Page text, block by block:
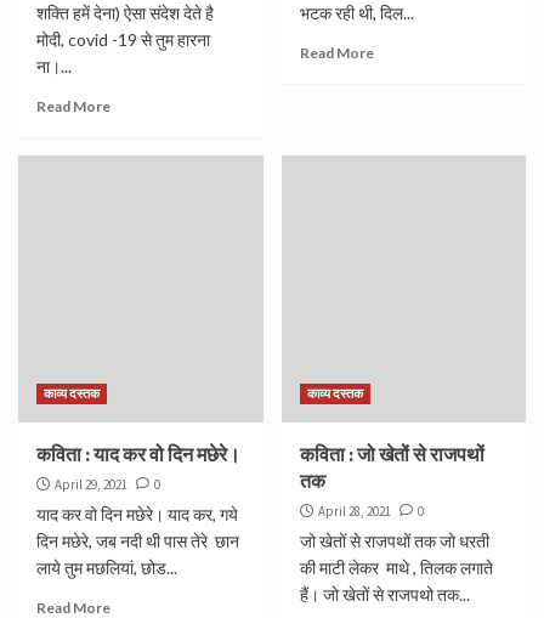
शक्ति हमें देना) ऐसा संदेश देते है
मोदी, covid -19 से तुम हारना
ना।...
Read More
भटक रही थी, दिल...
Read More
काव्य दस्तक
कविता : याद कर वो दिन मछेरे।
April 29, 2021 0
याद कर वो दिन मछेरे। याद कर, गये
दिन मछेरे, जब नदी थी पास तेरे छान
लाये तुम मछलियां, छोड...
Read More
काव्य दस्तक
कविता : जो खेतों से राजपथों
तक
April 28, 2021 0
जो खेतों से राजपथों तक जो धरती
की माटी लेकर माथे , तिलक लगाते
हैं। जो खेतों से राजपथो तक...